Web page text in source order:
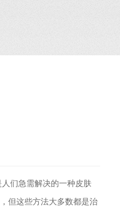
们急需解决的一种皮肤
但这些方法大多数都是治